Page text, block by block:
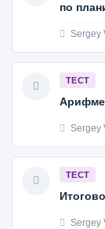
по
Sergey
ТЕСТ
Sergey
ТЕСТ
Sergey